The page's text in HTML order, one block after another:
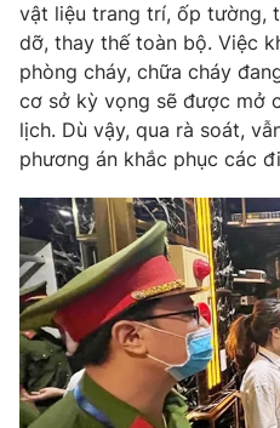
Tư vấn
Chuyên mục khác
Emagazine
Photo
Video
VTV Money
VTV Sức khoẻ
vật liệu trang trí, ốp tường,
dỡ, thay thế toàn bộ. Việc
phòng cháy, chữa cháy
cơ sở kỳ vọng sẽ được mở
lịch. Dù vậy, qua rà soát,
phương án khắc phục các